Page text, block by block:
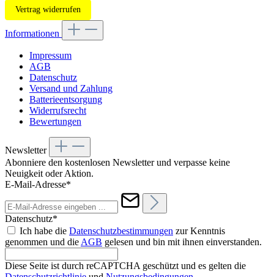
Vertrag widerrufen
Informationen
Impressum
AGB
Datenschutz
Versand und Zahlung
Batterieentsorgung
Widerrufsrecht
Bewertungen
Newsletter
Abonniere den kostenlosen Newsletter und verpasse keine
Neuigkeit oder Aktion.
E-Mail-Adresse*
Datenschutz*
Ich habe die Datenschutzbestimmungen zur Kenntnis
genommen und die AGB gelesen und bin mit ihnen einverstanden.
Diese Seite ist durch reCAPTCHA geschützt und es gelten die